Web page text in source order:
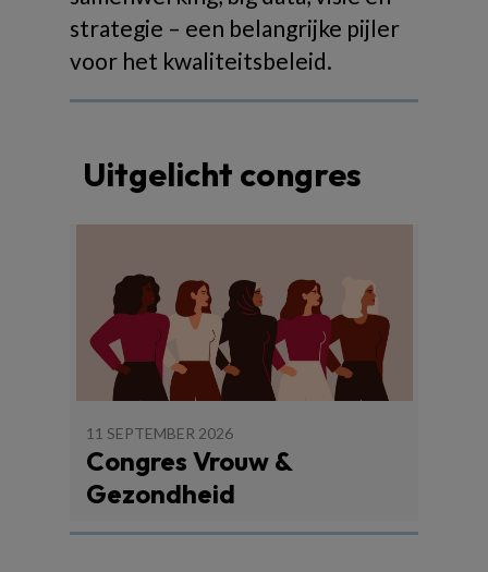
strategie – een belangrijke pijler
voor het kwaliteitsbeleid.
Uitgelicht congres
11 SEPTEMBER 2026
Congres Vrouw &
Gezondheid